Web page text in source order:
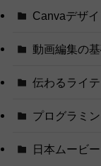
Canvaデザ
動画編集の
伝わるライ
プログラミ
日本ムービ